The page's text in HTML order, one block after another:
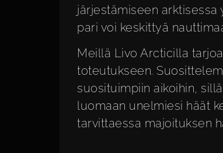
järjestämiseen
pari voi keskittyä
Meillä Livo Arcticilla
toteutukseen.
suosituimpiin aikoihin,
luomaan unelmiesi häät
tarvittaessa majoituksen